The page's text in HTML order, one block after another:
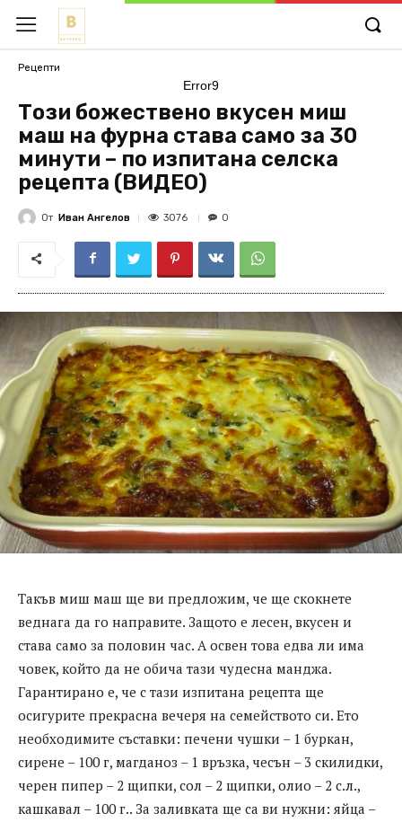
Рецепти
Error9
Този божествено вкусен миш
маш на фурна става само за 30
минути – по изпитана селска
рецепта (ВИДЕО)
От Иван Ангелов 3076 0
Такъв миш маш ще ви предложим, че ще скокнете
веднага да го направите. Защото е лесен, вкусен и
става само за половин час. А освен това едва ли има
човек, който да не обича тази чудесна манджа.
Гарантирано е, че с тази изпитана рецепта ще
осигурите прекрасна вечеря на семейството си. Ето
необходимите съставки: печени чушки – 1 буркан,
сирене – 100 г, магданоз – 1 връзка, чесън – 3 скилидки,
черен пипер – 2 щипки, сол – 2 щипки, олио – 2 с.л.,
кашкавал – 100 г.. За заливката ще са ви нужни: яйца –